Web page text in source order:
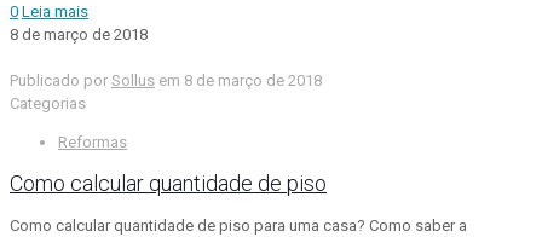
0 Leia mais
8 de março de 2018
Publicado por Sollus em 8 de março de 2018
Categorias
Reformas
Como calcular quantidade de piso
Como calcular quantidade de piso para uma casa? Como saber a